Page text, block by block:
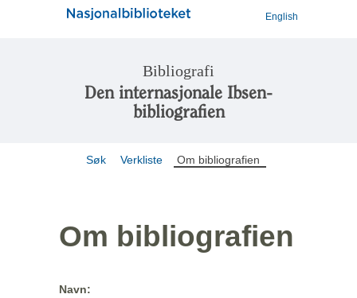
English
Bibliografi
Den internasjonale Ibsen-
bibliografien
Søk Verkliste Om bibliografien
Om bibliografien
Navn: